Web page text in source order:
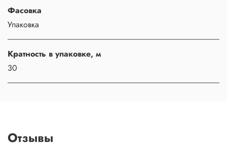
Фасовка
Упаковка
Кратность в упаковке, м
30
Отзывы